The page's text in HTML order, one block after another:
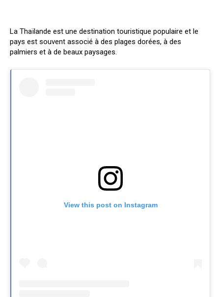
La Thaïlande est une destination touristique populaire et le
pays est souvent associé à des plages dorées, à des
palmiers et à de beaux paysages.
View this post on Instagram